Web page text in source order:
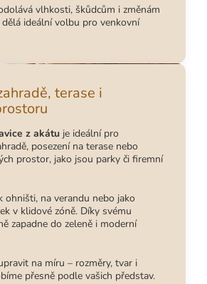
vlhkosti, škůdcům i změnám
ideální volbu pro venkovní
terase i
z akátu je ideální pro
posezení na terase nebo
prostor, jako jsou parky či firemní
ohništi, na verandu nebo jako
v klidové zóně. Díky svému
zapadne do zeleně i moderní
na míru – rozměry, tvar i
přesně podle vašich představ.